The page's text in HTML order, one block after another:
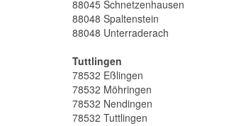
88045 Schnetzenhausen
88048 Spaltenstein
88048 Unterraderach
Tuttlingen
78532 Eßlingen
78532 Möhringen
78532 Nendingen
78532 Tuttlingen